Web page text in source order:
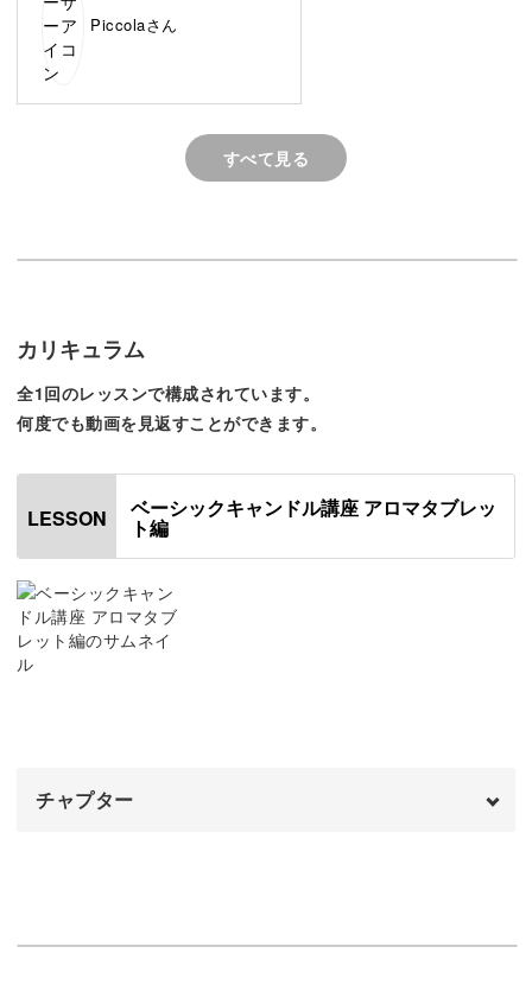
アロマタブレットとは、みつろうとソイワックスを使った
香り付きのタブレット。
香りを楽しむだけでなく、部屋のインテリアとしてもアク
セントになるアイテムです。
ーしますので初心者さんにもおすすめです♪
華やかすぎないシンプルなデザイン
韓国のアロマタブレットはお花などを使わず、シンプルな
デザインが人気なんです。
色の組み合わせによってはシックにもポップにも作れるん
Piccolaさん
すべて見る
カリキュラム
全1回のレッスンで構成されています。
何度でも動画を見返すことができます。
LESSON ベーシックキャンドル講座 アロマタブレッ
ト編
チャプター